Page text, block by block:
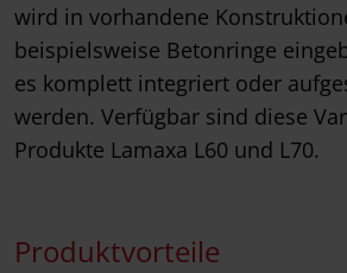
wird in vorhandene
beispielsweise Betonringe
es komplett integriert oder
werden. Verfügbar sind diese
Produkte Lamaxa L60 und L70.
Produktvorteile